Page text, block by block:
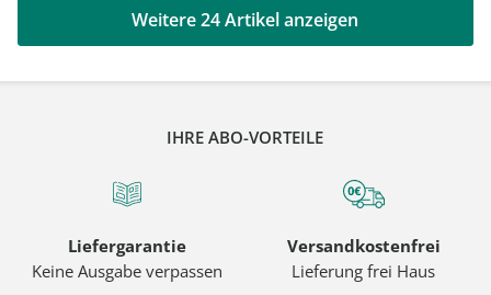
Weitere 24 Artikel anzeigen
IHRE ABO-VORTEILE
Liefergarantie
Keine Ausgabe verpassen
Versandkostenfrei
Lieferung frei Haus